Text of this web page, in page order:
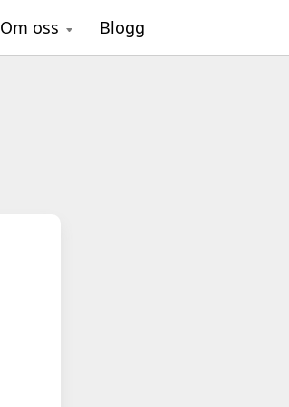
Om oss Blogg